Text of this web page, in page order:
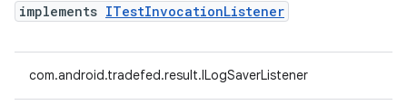
implements ITestInvocationListener
com.android.tradefed.result.ILogSaverListener